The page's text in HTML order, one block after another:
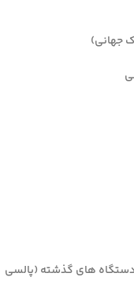
دستگاه های گذشته (پالسی